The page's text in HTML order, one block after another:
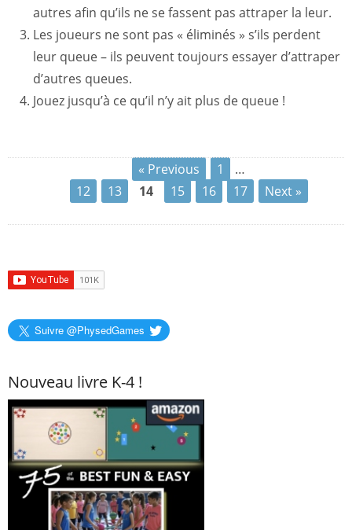
autres afin qu’ils ne se fassent pas attraper la leur.
Les joueurs ne sont pas « éliminés » s’ils perdent
leur queue – ils peuvent toujours essayer d’attraper
d’autres queues.
Jouez jusqu’à ce qu’il n’y ait plus de queue !
« Previous 1
…
12
13 14 15 16 17 Next »
Suivre @PhysedGames
Nouveau livre K-4 !